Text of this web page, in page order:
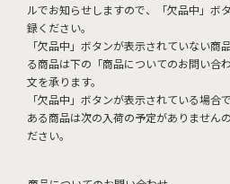
ルでお知らせしますので、「欠品中」ボ
録ください。
「欠品中」ボタンが表示されていない商
る商品は下の「商品についてのお問い合
文を承ります。
「欠品中」ボタンが表示されている場合
ある商品は次の入荷の予定がありません
ださい。